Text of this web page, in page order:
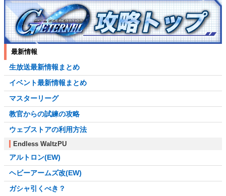
最新情報
生放送最新情報まとめ
イベント最新情報まとめ
マスターリーグ
教官からの試練の攻略
ウェブストアの利用方法
Endless WaltzPU
アルトロン(EW)
ヘビーアームズ改(EW)
ガシャ引くべき？